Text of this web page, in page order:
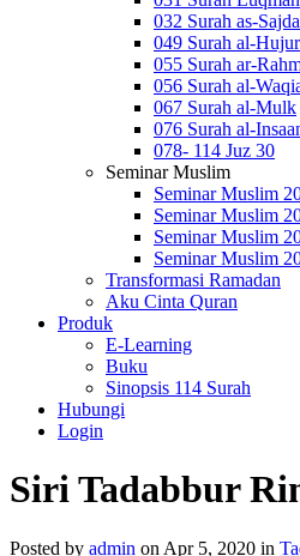
032 Surah as-
049 Surah al-
055 Surah ar-
056 Surah al-
067 Surah al-Mulk
076 Surah al-
078- 114 Juz 30
Seminar Muslim
Seminar Muslim
Seminar Muslim
Seminar Muslim
Seminar Muslim
Transformasi Ramadan
Aku Cinta Quran
Produk
E-Learning
Buku
Sinopsis 114 Surah
Hubungi
Login
Siri Tadabbur
Posted by admin on Apr 5, 2020 in